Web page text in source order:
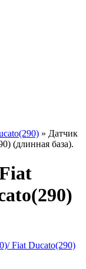
» Датчик
(длинная база).